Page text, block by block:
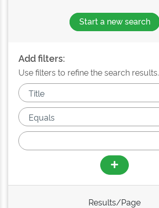
Start a new search
Add filters:
Use filters to refine the search results.
Results/Page